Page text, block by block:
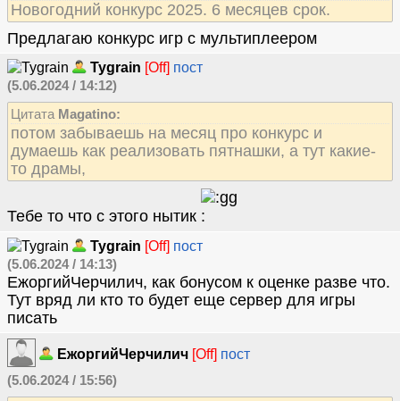
Новогодний конкурс 2025. 6 месяцев срок.
Предлагаю конкурс игр с мультиплеером
Tygrain [Off] пост
(5.06.2024 / 14:12)
Цитата Magatino:
потом забываешь на месяц про конкурс и
думаешь как реализовать пятнашки, а тут какие-
то драмы,
Тебе то что с этого нытик
Tygrain [Off] пост
(5.06.2024 / 14:13)
ЕжоргийЧерчилич, как бонусом к оценке разве что.
Тут вряд ли кто то будет еще сервер для игры
писать
ЕжоргийЧерчилич [Off] пост
(5.06.2024 / 15:56)